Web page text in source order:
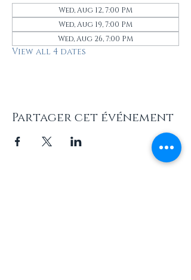
Wed, Aug 12, 7:00 PM
Wed, Aug 19, 7:00 PM
Wed, Aug 26, 7:00 PM
View all 4 dates
Partager cet événement